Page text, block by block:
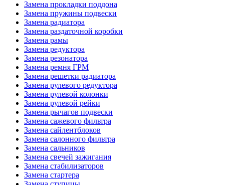
Замена прокладки поддона
Замена пружины подвески
Замена радиатора
Замена раздаточной коробки
Замена рамы
Замена редуктора
Замена резонатора
Замена ремня ГРМ
Замена решетки радиатора
Замена рулевого редуктора
Замена рулевой колонки
Замена рулевой рейки
Замена рычагов подвески
Замена сажевого фильтра
Замена сайлентблоков
Замена салонного фильтра
Замена сальников
Замена свечей зажигания
Замена стабилизаторов
Замена стартера